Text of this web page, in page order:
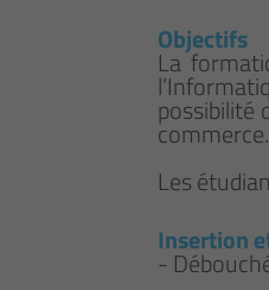
Objectifs
La
possibilité
commerce.
Les
Insertion
-